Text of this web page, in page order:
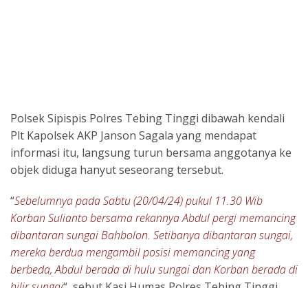
Polsek Sipispis Polres Tebing Tinggi dibawah kendali
Plt Kapolsek AKP Janson Sagala yang mendapat
informasi itu, langsung turun bersama anggotanya ke
objek diduga hanyut seseorang tersebut.
“Sebelumnya pada Sabtu (20/04/24) pukul 11.30 Wib
Korban Sulianto bersama rekannya Abdul pergi memancing
dibantaran sungai Bahbolon. Setibanya dibantaran sungai,
mereka berdua mengambil posisi memancing yang
berbeda, Abdul berada di hulu sungai dan Korban berada di